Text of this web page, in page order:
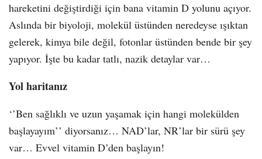
hareketini değiştirdiği için bana vitamin D yolunu açıyor.
Aslında bir biyoloji, molekül üstünden neredeyse ışıktan
gelerek, kimya bile değil, fotonlar üstünden bende bir şey
yapıyor. İşte bu kadar tatlı, nazik detaylar var…
Yol haritanız
‘’Ben sağlıklı ve uzun yaşamak için hangi molekülden
başlayayım’’ diyorsanız… NAD’lar, NR’lar bir sürü şey
var… Evvel vitamin D’den başlayın!